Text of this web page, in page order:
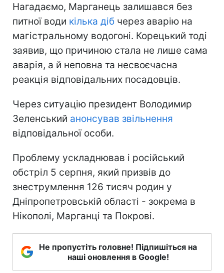
Нагадаємо, Марганець залишався без
питної води кілька діб через аварію на
магістральному водогоні. Корецький тоді
заявив, що причиною стала не лише сама
аварія, а й неповна та несвоєчасна
реакція відповідальних посадовців.
Через ситуацію президент Володимир
Зеленський анонсував звільнення
відповідальної особи.
Проблему ускладнював і російський
обстріл 5 серпня, який призвів до
знеструмлення 126 тисяч родин у
Дніпропетровській області - зокрема в
Нікополі, Марганці та Покрові.
Не пропустіть головне! Підпишіться на
наші оновлення в Google!